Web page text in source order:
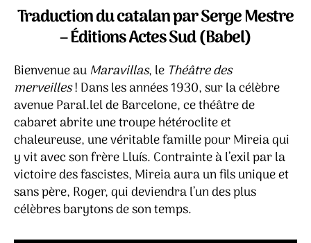
des
Traduction du catalan par Serge Mestre
– Éditions Actes Sud (Babel)
Bienvenue auMaravillas, le Théâtre des
merveilles! Dans les années 1930, sur la célèbre
avenue Paral.lel de Barcelone, ce théâtre de
cabaret abrite une troupe hétéroclite et
chaleureuse, une véritable famille pour Mireia qui
y vit avec son frère Lluís. Contrainte à l’exil par la
victoire des fascistes, Mireia aura un fils unique et
sans père, Roger, qui deviendra l’un des plus
célèbres barytons de son temps.